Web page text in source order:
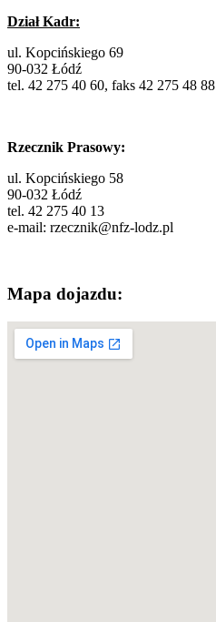
Dział Kadr:
ul. Kopcińskiego 69
90-032 Łódź
tel. 42 275 40 60, faks 42 275 48 88
Rzecznik Prasowy:
ul. Kopcińskiego 58
90-032 Łódź
tel. 42 275 40 13
e-mail: rzecznik@nfz-lodz.pl
Mapa dojazdu: